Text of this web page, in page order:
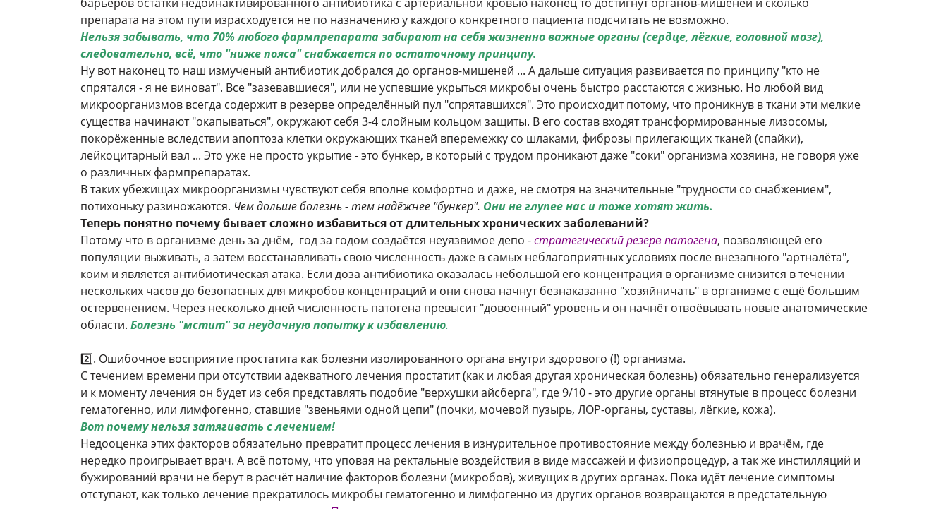
препарата на этом пути израсходуется не по назначению у каждого конкретного пациента подсчитать не возможно.
Нельзя забывать, что 70% любого фармпрепарата забирают на себя жизненно важные органы (сердце, лёгкие, головной мозг),
следовательно, всё, что "ниже пояса" снабжается по остаточному принципу.
Ну вот наконец то наш измученый антибиотик добрался до органов-мишеней ... А дальше ситуация развивается по принципу "кто не
спрятался - я не виноват". Все "зазевавшиеся", или не успевшие укрыться микробы очень быстро расстаются с жизнью. Но любой вид
микроорганизмов всегда содержит в резерве определённый пул "спрятавшихся". Это происходит потому, что проникнув в ткани эти мелкие
существа начинают "окапываться", окружают себя 3-4 слойным кольцом защиты. В его состав входят трансформированные лизосомы,
покорёженные вследствии апоптоза клетки окружающих тканей вперемежку со шлаками, фиброзы прилегающих тканей (спайки),
лейкоцитарный вал ... Это уже не просто укрытие - это бункер, в который с трудом проникают даже "соки" организма хозяина, не говоря уже
о различных фармпрепаратах.
В таких убежищах микроорганизмы чувствуют себя вполне комфортно и даже, не смотря на значительные "трудности со снабжением",
потихоньку разиножаются. Чем дольше болезнь - тем надёжнее "бункер". Они не глупее нас и тоже хотят жить.
Теперь понятно почему бывает сложно избавиться от длительных хронических заболеваний?
Потому что в организме день за днём, год за годом создаётся неуязвимое депо -стратегический резерв патогена, позволяющей его
популяции выживать, а затем восстанавливать свою численность даже в самых неблагоприятных условиях после внезапного "артналёта",
коим и является антибиотическая атака. Если доза антибиотика оказалась небольшой его концентрация в организме снизится в течении
нескольких часов до безопасных для микробов концентраций и они снова начнут безнаказанно "хозяйничать" в организме с ещё большим
остервенением. Через несколько дней численность патогена превысит "довоенный" уровень и он начнёт отвоёвывать новые анатомические
области. Болезнь "мстит" за неудачную попытку к избавлению.
2️⃣. Ошибочное восприятие простатита как болезни изолированного органа внутри здорового (!) организма.
С течением времени при отсутствии адекватного лечения простатит (как и любая другая хроническая болезнь) обязательно генерализуется
и к моменту лечения он будет из себя представлять подобие "верхушки айсберга", где 9/10 - это другие органы втянутые в процесс болезни
гематогенно, или лимфогенно, ставшие "звеньями одной цепи" (почки, мочевой пузырь, ЛОР-органы, суставы, лёгкие, кожа).
Вот почему нельзя затягивать с лечением!
Недооценка этих факторов обязательно превратит процесс лечения в изнурительное противостояние между болезнью и врачём, где
нередко проигрывает врач. А всё потому, что уповая на ректальные воздействия в виде массажей и физиопроцедур, а так же инстилляций и
бужирований врачи не берут в расчёт наличие факторов болезни (микробов), живущих в других органах. Пока идёт лечение симптомы
отступают, как только лечение прекратилось микробы гематогенно и лимфогенно из других органов возвращаются в предстательную